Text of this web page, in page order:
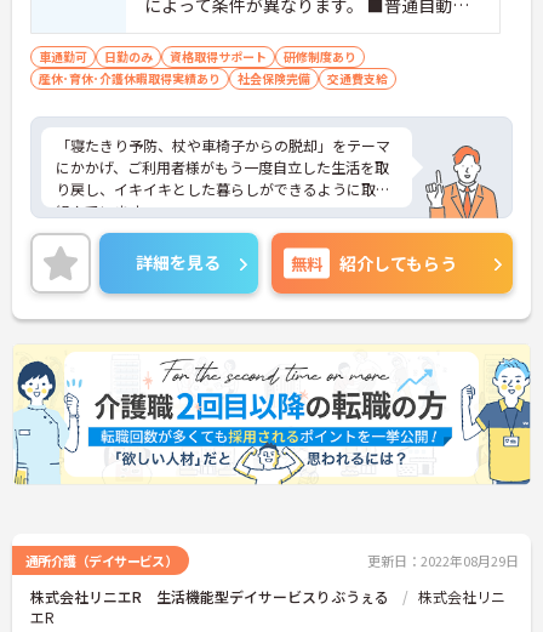
によって条件が異なります。 ■普通自動車
免許（AT限定可） ※未経験可、ブランク可
車通勤可 日勤のみ 資格取得サポート
研修制度あり
産休･育休･介護休暇取得実績あり
社会保険完備 交通費支給
「寝たきり予防、杖や車椅子からの脱却」をテーマ
にかかげ、ご利用者様がもう一度自立した生活を取
り戻し、イキイキとした暮らしができるように取り
組んでいます。
整骨院からスタートした法人で、現在も店舗を増や
し続けている安定感のある母体です。事業拡大傾向
にあるため、頑張り次第ではキャリアアップも見込
めるます。複数の店舗を経営しているノウハウを生
かした研修制度も自身の成長に繋がります。自立支
援に向けての熱い想いのスタッフが多く、活気があ
る職場も魅力の1つです。
ご興味のある方はお気軽にお問い合わせ下さいま
せ。
詳細を見る 無料 紹介してもらう
通所介護（デイサービス） 更新日：2022年08月29日
株式会社リニエR 生活機能型デイサービスりぶうぇる
株式会社リニ
エR